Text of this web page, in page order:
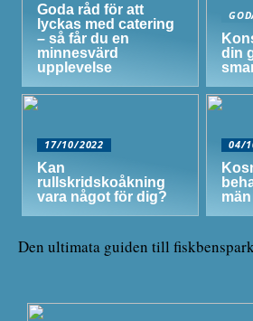
Goda råd för att
lyckas med catering
– så får du en
minnesvärd
upplevelse
din
17/10/2022
Kan
rullskridskoåkning
vara något för dig?
04/
män
Den ultimata guiden till